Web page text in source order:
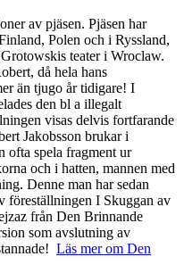
av pjäsen. Pjäsen har
Polen och i Ryssland,
teater i Wroclaw.
då hela hans
än tjugo år tidigare! I
den bl a illegalt
visas delvis fortfarande
Jakobsson brukar i
ofta spela fragment ur
och i hatten, mannen med
Denne man har sedan
föreställningen I Skuggan av
från Den Brinnande
som avslutning av
Läs mer om Den